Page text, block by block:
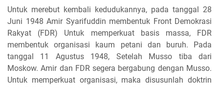
Untuk merebut kembali kedudukannya, pada tanggal 28
Juni 1948 Amir Syarifuddin membentuk Front Demokrasi
Rakyat (FDR) Untuk memperkuat basis massa, FDR
membentuk organisasi kaum petani dan buruh. Pada
tanggal 11 Agustus 1948, Setelah Musso tiba dari
Moskow. Amir dan FDR segera bergabung dengan Musso.
Untuk memperkuat organisasi, maka disusunlah doktrin